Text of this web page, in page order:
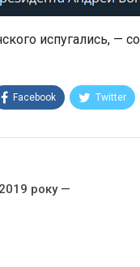
испугались, —
Facebook Twitter
року —